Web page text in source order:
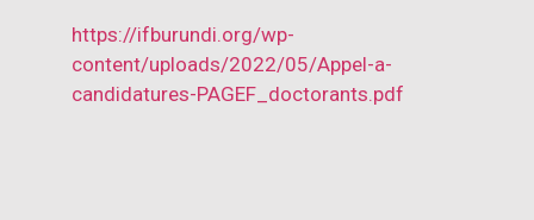
https://ifburundi.org/wp-
content/uploads/2022/05/Appel-a-
candidatures-PAGEF_doctorants.pdf